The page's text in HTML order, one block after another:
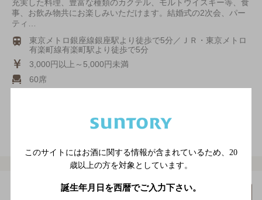
充実した料理、豊富な種類のカクテル、モルトウイスキー等、食
事、お飲み物共にお楽しみいただけます。結婚式の2次会、パー
ティ…
東京メトロ銀座線銀座駅より徒歩で5分／ＪＲ・東京メトロ
有楽町線有楽町駅より徒歩で5分
3,000円以上～5,000円未満
60席
地図を表示
スタア・バー・ギンザ
このサイトにはお酒に関する情報が含まれているため、 20
歳以上の方を対象としています。
誕生年月日を西暦でご入力下さい。